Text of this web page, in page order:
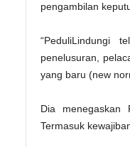
pengambilan
“PeduliLindungi
penelusuran,
yang baru (new
Dia menegaskan
Termasuk